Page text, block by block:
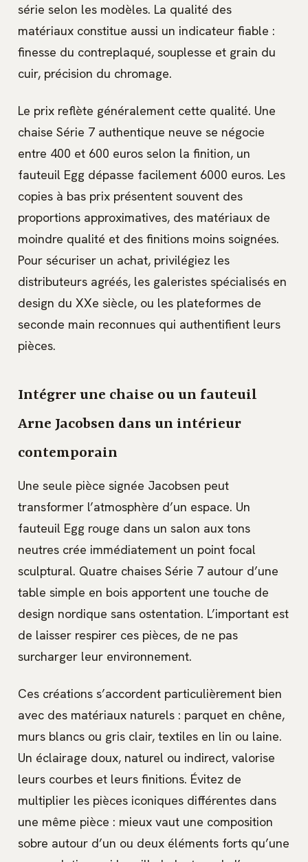
série selon les modèles. La qualité des
matériaux constitue aussi un indicateur fiable :
finesse du contreplaqué, souplesse et grain du
cuir, précision du chromage.
Le prix reflète généralement cette qualité. Une
chaise Série 7 authentique neuve se négocie
entre 400 et 600 euros selon la finition, un
fauteuil Egg dépasse facilement 6000 euros. Les
copies à bas prix présentent souvent des
proportions approximatives, des matériaux de
moindre qualité et des finitions moins soignées.
Pour sécuriser un achat, privilégiez les
distributeurs agréés, les galeristes spécialisés en
design du XXe siècle, ou les plateformes de
seconde main reconnues qui authentifient leurs
pièces.
Intégrer une chaise ou un fauteuil
Arne Jacobsen dans un intérieur
contemporain
Une seule pièce signée Jacobsen peut
transformer l’atmosphère d’un espace. Un
fauteuil Egg rouge dans un salon aux tons
neutres crée immédiatement un point focal
sculptural. Quatre chaises Série 7 autour d’une
table simple en bois apportent une touche de
design nordique sans ostentation. L’important est
de laisser respirer ces pièces, de ne pas
surcharger leur environnement.
Ces créations s’accordent particulièrement bien
avec des matériaux naturels : parquet en chêne,
murs blancs ou gris clair, textiles en lin ou laine.
Un éclairage doux, naturel ou indirect, valorise
leurs courbes et leurs finitions. Évitez de
multiplier les pièces iconiques différentes dans
une même pièce : mieux vaut une composition
sobre autour d’un ou deux éléments forts qu’une